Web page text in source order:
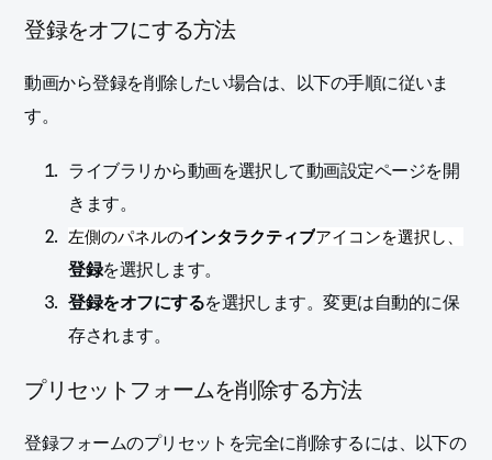
登録をオフにする方法
動画から登録を削除したい場合は、以下の手順に従いま
す。
ライブラリから動画を選択して動画設定ページを開
きます。
左側のパネルのインタラクティブアイコンを選択し、
登録を選択します。
登録をオフにするを選択します。変更は自動的に保
存されます。
プリセットフォームを削除する方法
登録フォームのプリセットを完全に削除するには、以下の